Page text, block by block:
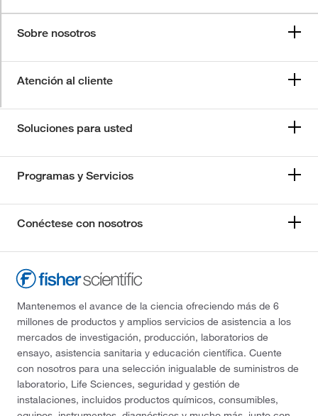
Sobre nosotros
Atención al cliente
Soluciones para usted
Programas y Servicios
Conéctese con nosotros
Mantenemos el avance de la ciencia ofreciendo más de 6
millones de productos y amplios servicios de asistencia a los
mercados de investigación, producción, laboratorios de
ensayo, asistencia sanitaria y educación científica. Cuente
con nosotros para una selección inigualable de suministros de
laboratorio, Life Sciences, seguridad y gestión de
instalaciones, incluidos productos químicos, consumibles,